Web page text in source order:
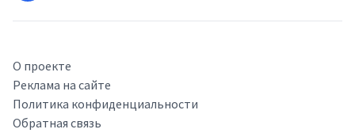
О проекте
Реклама на сайте
Политика конфиденциальности
Обратная связь